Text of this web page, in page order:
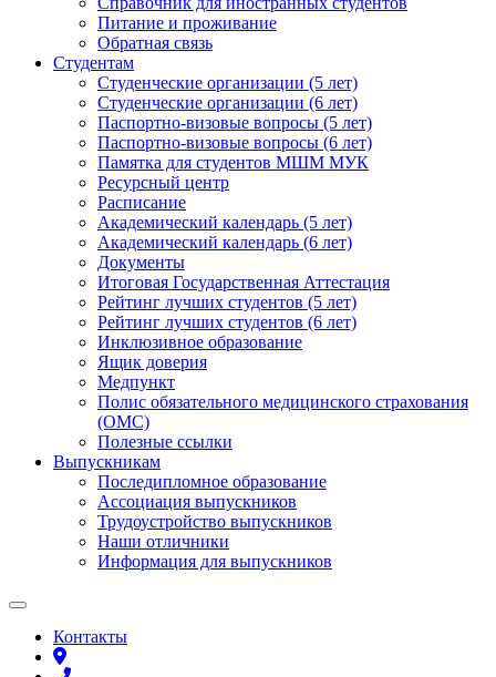
Питание и проживание
Обратная связь
Студентам
Студенческие организации (5 лет)
Студенческие организации (6 лет)
Паспортно-визовые вопросы (5 лет)
Паспортно-визовые вопросы (6 лет)
Памятка для студентов МШМ МУК
Ресурсный центр
Расписание
Академический календарь (5 лет)
Академический календарь (6 лет)
Документы
Итоговая Государственная Аттестация
Рейтинг лучших студентов (5 лет)
Рейтинг лучших студентов (6 лет)
Инклюзивное образование
Ящик доверия
Медпункт
Полис обязательного медицинского страхования
(ОМС)
Полезные ссылки
Выпускникам
Последипломное образование
Ассоциация выпускников
Трудоустройство выпускников
Наши отличники
Информация для выпускников
Контакты